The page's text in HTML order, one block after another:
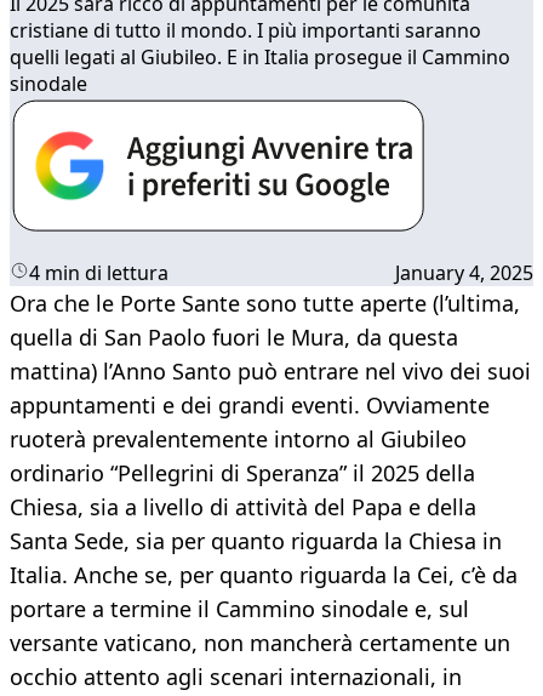
cristiane di tutto il mondo. I più importanti saranno
quelli legati al Giubileo. E in Italia prosegue il Cammino
sinodale
4 min di lettura January 4, 2025
Ora che le Porte Sante sono tutte aperte (l’ultima,
quella di San Paolo fuori le Mura, da questa
mattina) l’Anno Santo può entrare nel vivo dei suoi
appuntamenti e dei grandi eventi. Ovviamente
ruoterà prevalentemente intorno al Giubileo
ordinario “Pellegrini di Speranza” il 2025 della
Chiesa, sia a livello di attività del Papa e della
Santa Sede, sia per quanto riguarda la Chiesa in
Italia. Anche se, per quanto riguarda la Cei, c’è da
portare a termine il Cammino sinodale e, sul
versante vaticano, non mancherà certamente un
occhio attento agli scenari internazionali, in